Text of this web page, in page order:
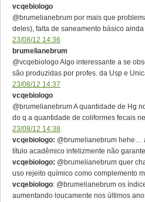
vcqebiologo
@brumelianebrum por mais que
deles), falta de saneamento básico
23/08/12 14:36
brumelianebrum
@vcqebiologo Algo interessante a se
são produzidas por profes. da Usp e
23/08/12 14:37
vcqebiologo
@brumelianebrum A quantidade de Hg
do q a quantidade de coliformes fecais
23/08/12 14:38
vcqebiologo: @brumelianebrum hehe…
título acadêmico infelizmente não
vcqebiologo: @brumelianebrum quer
uso rejeito químico como complemento
vcqebiologo: @brumelianebrum os
aumentando loucamente nos últimos